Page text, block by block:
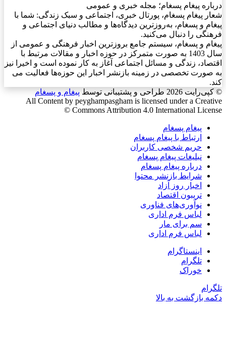
درباره پیغام پسغام؛ مجله خبری و عمومی
شعار پیغام پسغام، پورتال خبری، اجتماعی و سبک زندگی: شما با
پیغام و پسغام، به‌روزترین دیدگاه‌ها و مطالب دنیای اجتماعی و
فرهنگی را دنبال می‌کنید.
پیغام و پسغام، سیستم جامع بروزترین اخبار فرهنگی و عمومی از
سال 1403 به صورت متمرکز در حوزه اخبار و مقالات مرتبط با
اقتصاد، زندگی و مسائل اجتماعی آغاز به کار نموده است و اخیرا نیز
به صورت تخصصی در زمینه بازنشر اخبار این حوزه‌ها فعالیت می
کند.
© کپی‌رایت 2026
طراحی و پشتیبانی توسط پیغام و پسغام
All Content by peyghampasgham is licensed under a Creative
Commons Attribution 4.0 International License ©️
پیغام پسغام
ارتباط با پیغام پسغام
حریم شخصی کاربران
نبلیغات پیغام پسغام
درباره پیغام پسغام
شرایط بازنشر محتوا
اخبار روز آزاد
تریبون اقتصاد
نوآوری‌های فناوری
لباس فرم اداری
سم برای مار
لباس فرم اداری
اینستاگرام
تلگرام
خوراک
تلگرام
دکمه بازگشت به بالا